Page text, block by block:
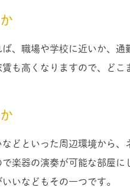
、職場や学校に近いか、
も高くなりますので、どこ
どといった周辺環境から
楽器の演奏が可能な部屋
いなどもその一つです。